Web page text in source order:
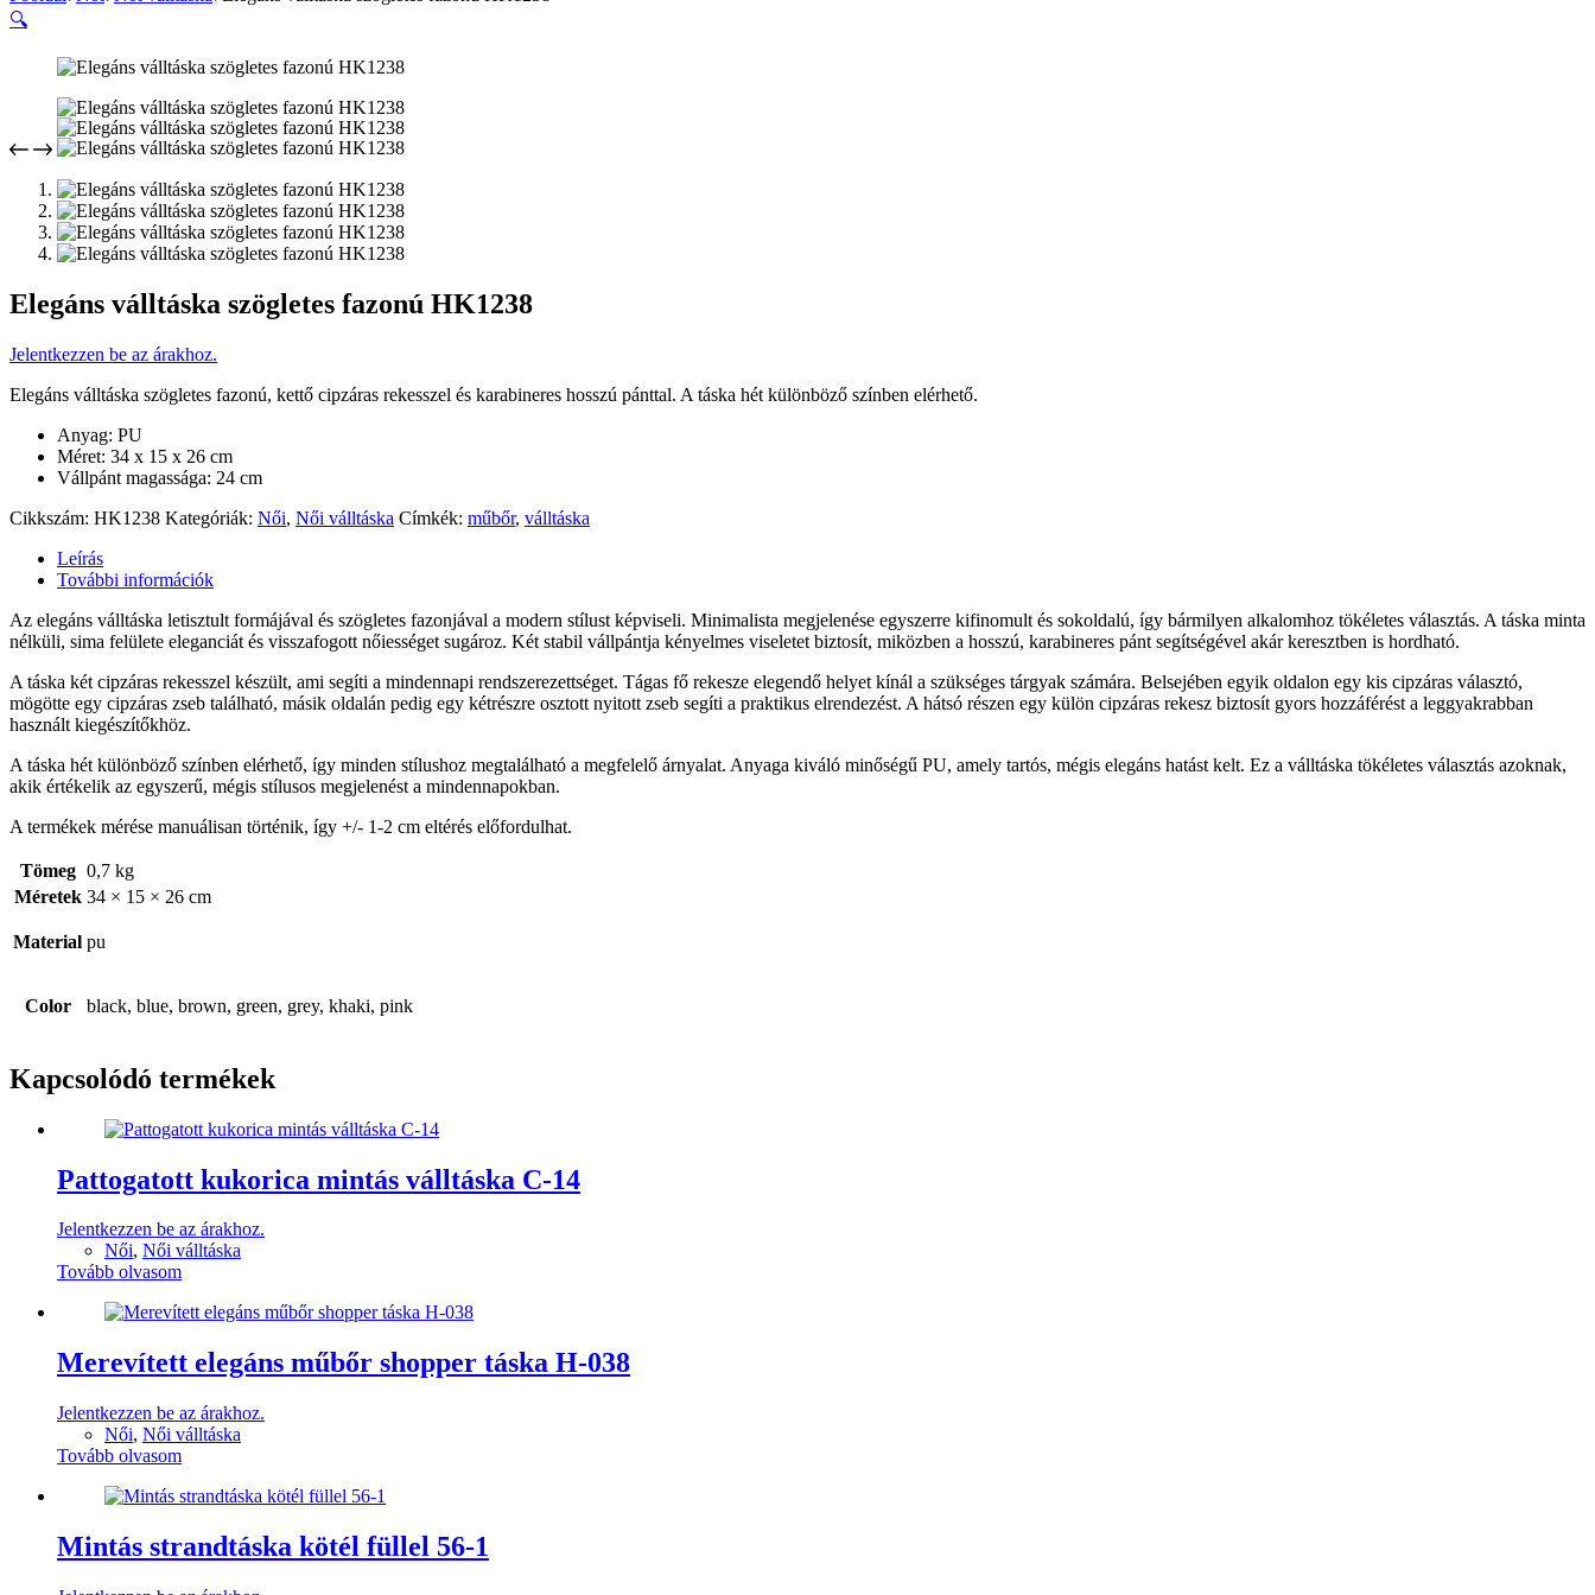
🔍
Elegáns válltáska szögletes fazonú HK1238
Jelentkezzen be az árakhoz.
Elegáns válltáska szögletes fazonú, kettő cipzáras rekesszel és karabineres hosszú pánttal. A táska hét különböző színben elérhető.
Anyag: PU
Méret: 34 x 15 x 26 cm
Vállpánt magassága: 24 cm
Cikkszám: HK1238 Kategóriák: Női, Női válltáska Címkék: műbőr, válltáska
Leírás
További információk
Az elegáns válltáska letisztult formájával és szögletes fazonjával a modern stílust képviseli. Minimalista megjelenése egyszerre kifinomult és sokoldalú, így bármilyen alkalomhoz tökéletes választás. A táska minta
nélküli, sima felülete eleganciát és visszafogott nőiességet sugároz. Két stabil vállpántja kényelmes viseletet biztosít, miközben a hosszú, karabineres pánt segítségével akár keresztben is hordható.
A táska két cipzáras rekesszel készült, ami segíti a mindennapi rendszerezettséget. Tágas fő rekesze elegendő helyet kínál a szükséges tárgyak számára. Belsejében egyik oldalon egy kis cipzáras választó,
mögötte egy cipzáras zseb található, másik oldalán pedig egy kétrészre osztott nyitott zseb segíti a praktikus elrendezést. A hátsó részen egy külön cipzáras rekesz biztosít gyors hozzáférést a leggyakrabban
használt kiegészítőkhöz.
A táska hét különböző színben elérhető, így minden stílushoz megtalálható a megfelelő árnyalat. Anyaga kiváló minőségű PU, amely tartós, mégis elegáns hatást kelt. Ez a válltáska tökéletes választás azoknak,
akik értékelik az egyszerű, mégis stílusos megjelenést a mindennapokban.
A termékek mérése manuálisan történik, így +/- 1-2 cm eltérés előfordulhat.
Tömeg 0,7 kg
Méretek 34 × 15 × 26 cm
Material pu
Color black, blue, brown, green, grey, khaki, pink
Kapcsolódó termékek
Pattogatott kukorica mintás válltáska C-14
Jelentkezzen be az árakhoz.
Női, Női válltáska
Tovább olvasom
Merevített elegáns műbőr shopper táska H-038
Jelentkezzen be az árakhoz.
Női, Női válltáska
Tovább olvasom
Mintás strandtáska kötél füllel 56-1